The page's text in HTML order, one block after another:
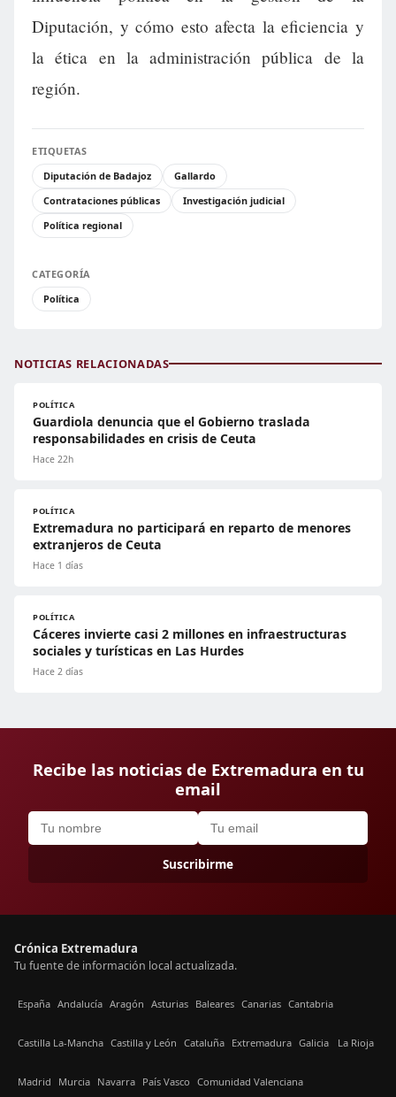
Diputación, y cómo esto afecta la eficiencia y
la ética en la administración pública de la
región.
ETIQUETAS
Diputación de Badajoz
Gallardo
Contrataciones públicas
Investigación judicial
Política regional
CATEGORÍA
Política
NOTICIAS RELACIONADAS
POLÍTICA
Guardiola denuncia que el Gobierno traslada
responsabilidades en crisis de Ceuta
Hace 22h
POLÍTICA
Extremadura no participará en reparto de menores
extranjeros de Ceuta
Hace 1 días
POLÍTICA
Cáceres invierte casi 2 millones en infraestructuras
sociales y turísticas en Las Hurdes
Hace 2 días
Recibe las noticias de Extremadura en tu
email
Suscribirme
Crónica Extremadura
Tu fuente de información local actualizada.
España Andalucía Aragón Asturias Baleares Canarias Cantabria
Castilla La-Mancha Castilla y León Cataluña Extremadura Galicia La Rioja
Madrid Murcia Navarra País Vasco Comunidad Valenciana